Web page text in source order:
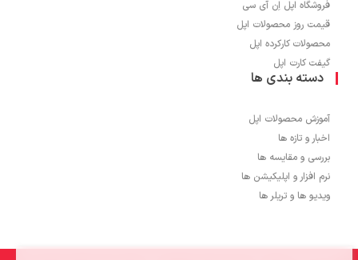
فروشگاه اپل اِن آی سی
قیمت روز محصولات اپل
محصولات کارکرده اپل
گیفت کارت اپل
دسته بندی ها
آموزش محصولات اپل
اخبار و تازه ها
بررسی و مقایسه ها
نرم افزار و اپلیکیشن ها
ویدیو ها و تریلر ها